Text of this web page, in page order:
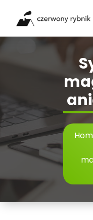
content